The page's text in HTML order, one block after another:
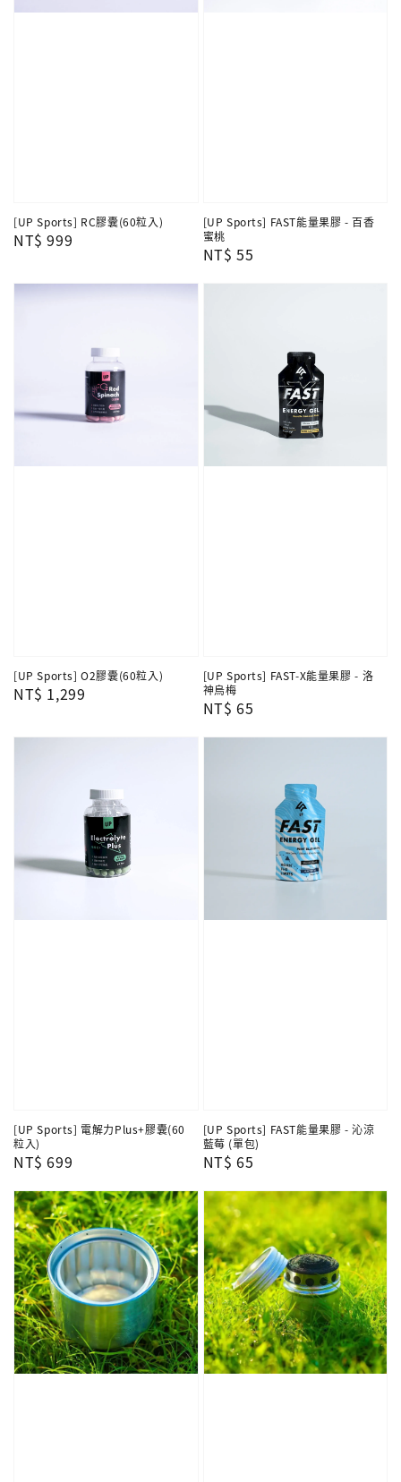
[UP Sports] RC膠囊(60粒入)
Regular
NT$ 999
[UP Sports] FAST能量果膠 - 百香
蜜桃
Regular
NT$ 55
[UP Sports] O2膠囊(60粒入)
Regular
NT$ 1,299
[UP Sports] FAST-X能量果膠 - 洛
神烏梅
Regular
NT$ 65
[UP Sports] 電解力Plus+膠囊(60
粒入)
Regular
NT$ 699
[UP Sports] FAST能量果膠 - 沁涼
藍莓 (單包)
Regular
NT$ 65